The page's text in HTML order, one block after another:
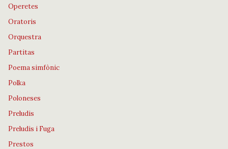
Operetes
Oratoris
Orquestra
Partitas
Poema simfònic
Polka
Poloneses
Preludis
Preludis i Fuga
Prestos